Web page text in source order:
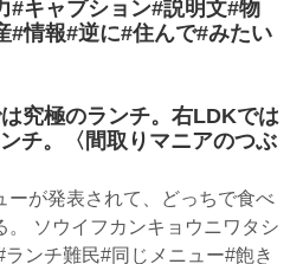
#キャプション#説明文#物
#情報#逆に#住んで#みたい
究極のランチ。右LDKでは
チ。〈間取りマニアのつぶ
ーが発表されて、どっちで食べ
。 ソウイフカンキョウニワタシ
ランチ難民#同じメニュー#飽き